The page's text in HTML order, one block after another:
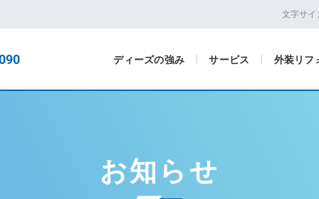
文字サイ
ディーズの強み サービス 外装リフ
お知らせ